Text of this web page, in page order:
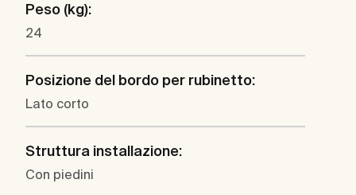
Peso (kg):
24
Posizione del bordo per rubinetto:
Lato corto
Struttura installazione:
Con piedini